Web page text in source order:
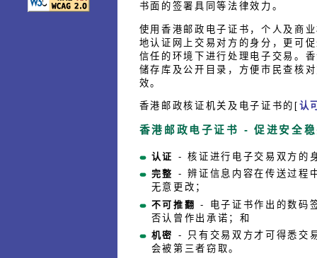
书面的签署具同等法律效力。
使用香港邮政电子证书，个人及商
地认证网上交易对方的身分，更可
信任的环境下进行处理电子交易。
储存库及公开目录，方便巿民查核
效。
香港邮政核证机关及电子证书的[ 认
香港邮政电子证书 - 促进安全
认证
- 核证进行电子交易双方的
完整
- 辨证信息内容在传送过程
无意更改；
不可推翻 - 电子证书作出的数码
否认曾作出承诺；和
机密
- 只有交易双方才可得悉交
会被第三者窃取。